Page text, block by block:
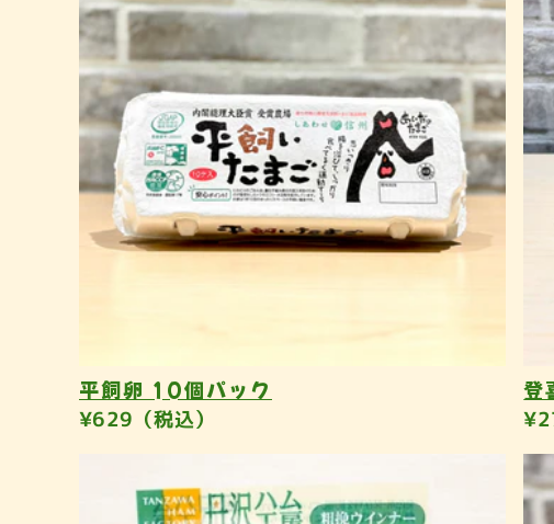
平飼卵 10個パック
¥629（税込）
登